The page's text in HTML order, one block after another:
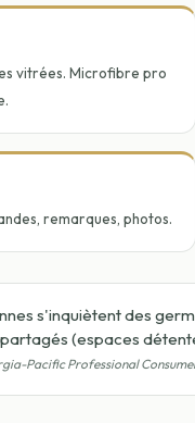
vitrées. Microfibre pro
remarques, photos.
s'inquiètent des
(espaces
Pacific Professional